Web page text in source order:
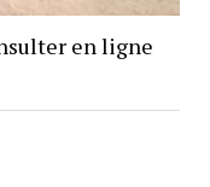
en ligne